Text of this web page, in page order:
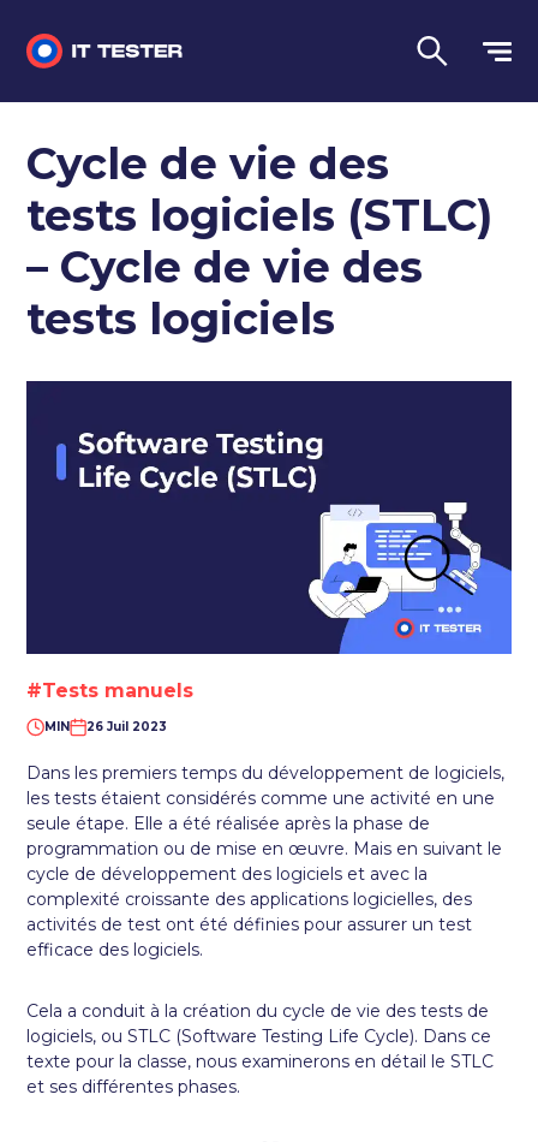
Questions d'entretien
Tests de performance
Tests manuels
Cycle de vie des
tests logiciels (STLC)
– Cycle de vie des
tests logiciels
#Tests manuels
MIN 26 Juil 2023
Dans les premiers temps du développement de logiciels,
les tests étaient considérés comme une activité en une
seule étape. Elle a été réalisée après la phase de
programmation ou de mise en œuvre. Mais en suivant le
cycle de développement des logiciels et avec la
complexité croissante des applications logicielles, des
activités de test ont été définies pour assurer un test
efficace des logiciels.
Cela a conduit à la création du cycle de vie des tests de
logiciels, ou STLC (Software Testing Life Cycle). Dans ce
texte pour la classe, nous examinerons en détail le STLC
et ses différentes phases.